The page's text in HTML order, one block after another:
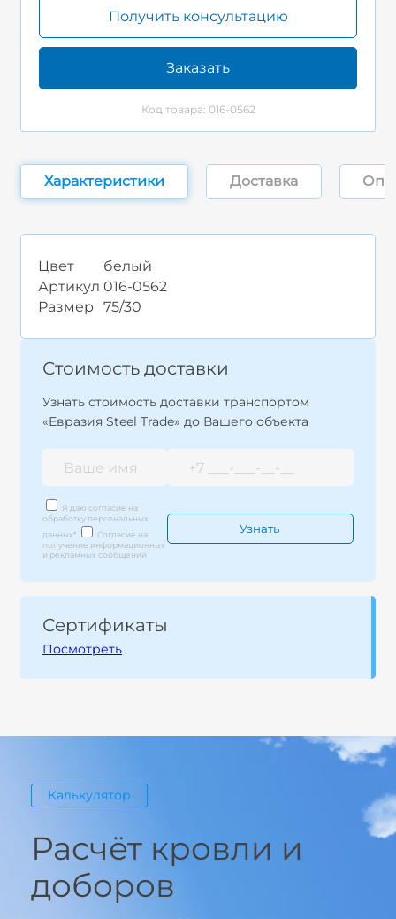
Получить консультацию
Заказать
Код товара: 016-0562
Характеристики Доставка
Цвет
белый
Артикул 016-0562
Размер
75/30
Стоимость доставки
Узнать стоимость доставки транспортом
«Евразия Steel Trade» до Вашего объекта
Я даю согласие на
обработку персональных
данных*
Согласие на
получение информационных
и рекламных сообщений
Сертификаты
Посмотреть
Калькулятор
Расчёт кровли и
доборов